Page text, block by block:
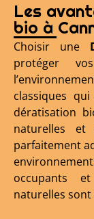
Les
bio à
Choisir une
protéger
classiques
dératisation
naturelles et
parfaitement
occupants
naturelles sont